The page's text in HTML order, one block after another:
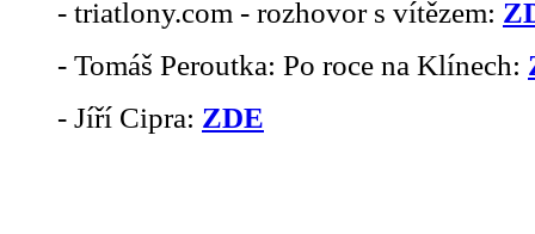
- triatlony.com - rozhovor s vítězem:
- Tomáš Peroutka: Po roce na Klínech:
- Jíří Cipra: ZDE